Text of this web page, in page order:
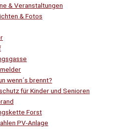
& Veranstaltungen
& Fotos
wenn´s brennt?
für Kinder und Senioren
Forst
PV-Anlage